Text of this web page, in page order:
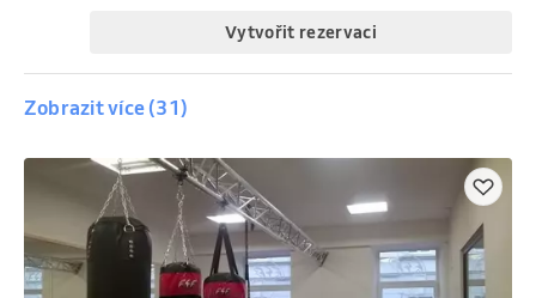
Vytvořit rezervaci
Zobrazit více (31)
Total Barre
Studio Vital Woman
350 Kč
Vytvořit rezervaci